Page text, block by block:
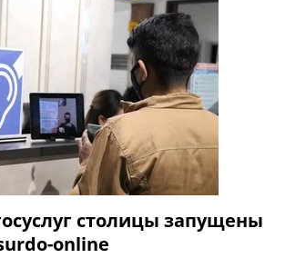
столицы запущены
online